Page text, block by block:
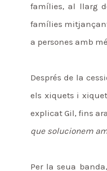
famílies, al llarg
famílies
a persones amb
Després de la
els xiquets i
explicat Gil, fins
que solucionem
Per la seua